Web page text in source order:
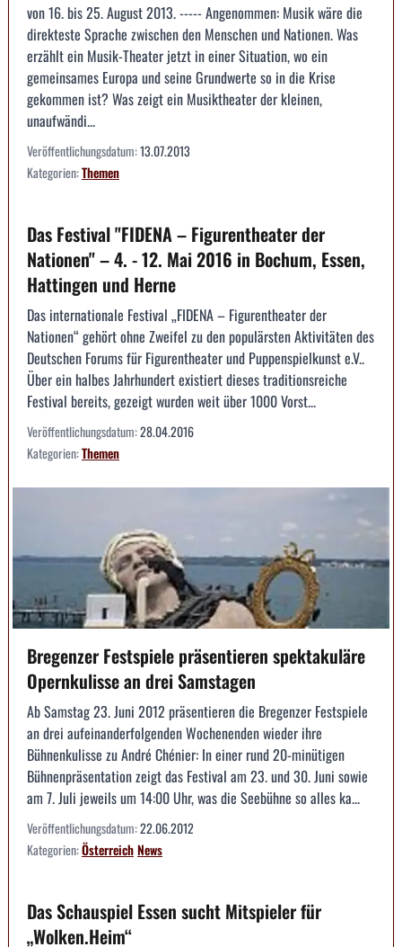
von 16. bis 25. August 2013. ----- Angenommen: Musik wäre die
direkteste Sprache zwischen den Menschen und Nationen. Was
erzählt ein Musik-Theater jetzt in einer Situation, wo ein
gemeinsames Europa und seine Grundwerte so in die Krise
gekommen ist? Was zeigt ein Musiktheater der kleinen,
unaufwändi...
Veröffentlichungsdatum:13.07.2013
Kategorien:Themen
Das Festival "FIDENA – Figurentheater der
Nationen" – 4. - 12. Mai 2016 in Bochum, Essen,
Hattingen und Herne
Das internationale Festival „FIDENA – Figurentheater der
Nationen“ gehört ohne Zweifel zu den populärsten Aktivitäten des
Deutschen Forums für Figurentheater und Puppenspielkunst e.V..
Über ein halbes Jahrhundert existiert dieses traditionsreiche
Festival bereits, gezeigt wurden weit über 1000 Vorst...
Veröffentlichungsdatum:28.04.2016
Kategorien:Themen
Bregenzer Festspiele präsentieren spektakuläre
Opernkulisse an drei Samstagen
Ab Samstag 23. Juni 2012 präsentieren die Bregenzer Festspiele
an drei aufeinanderfolgenden Wochenenden wieder ihre
Bühnenkulisse zu André Chénier: In einer rund 20-minütigen
Bühnenpräsentation zeigt das Festival am 23. und 30. Juni sowie
am 7. Juli jeweils um 14:00 Uhr, was die Seebühne so alles ka...
Veröffentlichungsdatum:22.06.2012
Kategorien:ÖsterreichNews
Das Schauspiel Essen sucht Mitspieler für
„Wolken.Heim“